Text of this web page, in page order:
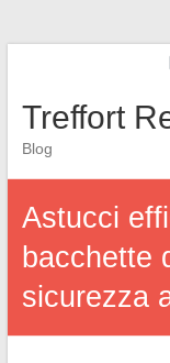
Treffort
Blog
Astucci
bacchette
sicurezza